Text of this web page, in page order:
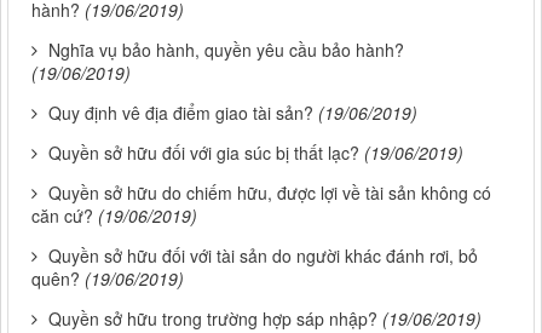
hành? (19/06/2019)
Nghĩa vụ bảo hành, quyền yêu cầu bảo hành?
(19/06/2019)
Quy định vê địa điểm giao tài sản? (19/06/2019)
Quyền sở hữu đối với gia súc bị thất lạc? (19/06/2019)
Quyền sở hữu do chiếm hữu, được lợi về tài sản không có
căn cứ? (19/06/2019)
Quyền sở hữu đối với tài sản do người khác đánh rơi, bỏ
quên? (19/06/2019)
Quyền sở hữu trong trường hợp sáp nhập? (19/06/2019)